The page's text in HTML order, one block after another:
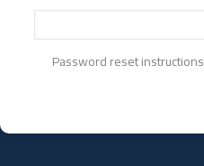
Password reset